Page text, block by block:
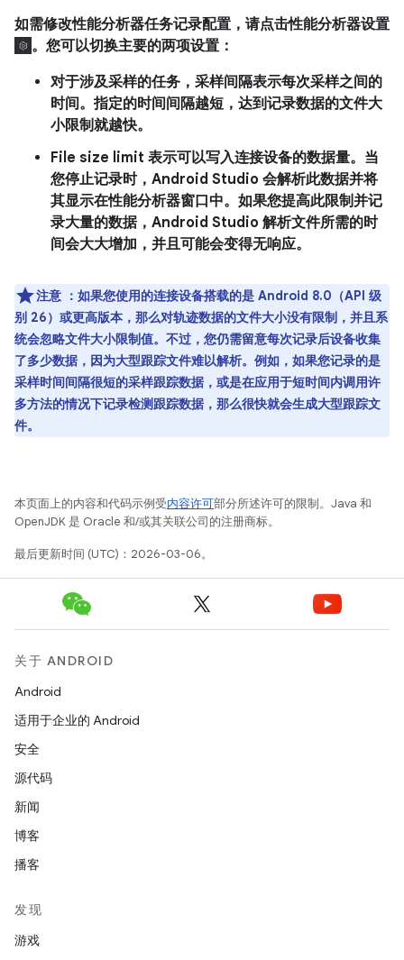
如需修改性能分析器任务记录配置，请点击性能分析器设置
。您可以切换主要的两项设置：
对于涉及采样的任务， 采样间隔表示每次采样之间的
时间。指定的时间间隔越短，达到记录数据的文件大
小限制就越快。
File size limit 表示可以写入连接设备的数据量。当
您停止记录时，Android Studio 会解析此数据并将
其显示在性能分析器窗口中。如果您提高此限制并记
录大量的数据，Android Studio 解析文件所需的时
间会大大增加，并且可能会变得无响应。
注意 ：如果您使用的连接设备搭载的是 Android 8.0（API 级
别 26）或更高版本，那么对轨迹数据的文件大小没有限制，并且系
统会忽略文件大小限制值。不过，您仍需留意每次记录后设备收集
了多少数据，因为大型跟踪文件难以解析。例如，如果您记录的是
采样时间间隔很短的采样跟踪数据，或是在应用于短时间内调用许
多方法的情况下记录检测跟踪数据，那么很快就会生成大型跟踪文
件。
本页面上的内容和代码示例受内容许可部分所述许可的限制。Java 和
OpenJDK 是 Oracle 和/或其关联公司的注册商标。
最后更新时间 (UTC)：2026-03-06。
关于 ANDROID
Android
适用于企业的 Android
安全
源代码
新闻
博客
播客
发现
游戏